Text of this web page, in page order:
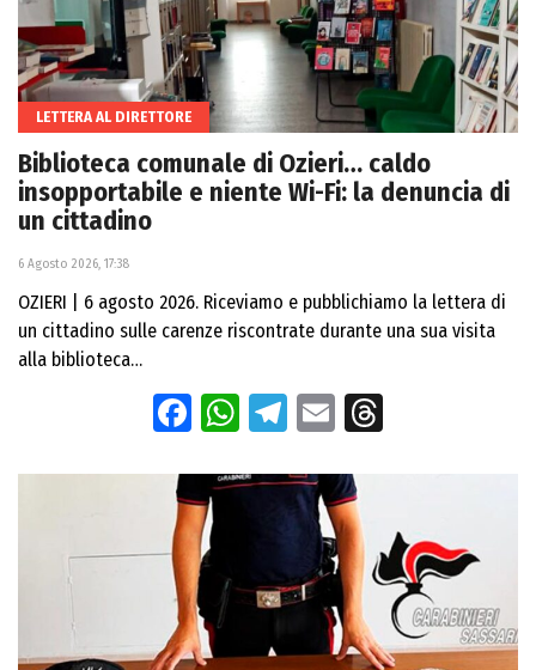
LETTERA AL DIRETTORE
Biblioteca comunale di Ozieri… caldo
insopportabile e niente Wi-Fi: la denuncia di
un cittadino
6 Agosto 2026, 17:38
OZIERI | 6 agosto 2026. Riceviamo e pubblichiamo la lettera di
un cittadino sulle carenze riscontrate durante una sua visita
alla biblioteca…
Facebook
WhatsApp
Telegram
Email